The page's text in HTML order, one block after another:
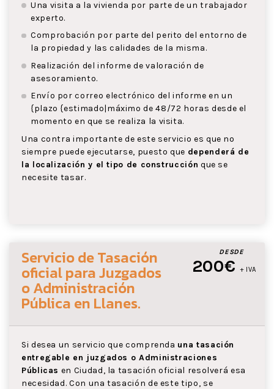
Una visita a la vivienda por parte de un trabajador
experto.
Comprobación por parte del perito del entorno de
la propiedad y las calidades de la misma.
Realización del informe de valoración de
asesoramiento.
Envío por correo electrónico del informe en un
{plazo {estimado|máximo de 48/72 horas desde el
momento en que se realiza la visita.
Una contra importante de este servicio es que no
siempre puede ejecutarse, puesto que dependerá de
la localización y el tipo de construcción que se
necesite tasar.
DESDE
200€ + IVA
Servicio de Tasación
oficial para Juzgados
o Administración
Pública en Llanes.
Si desea un servicio que comprenda una tasación
entregable en juzgados o Administraciones
Públicas en Ciudad, la tasación oficial resolverá esa
necesidad. Con una tasación de este tipo, se